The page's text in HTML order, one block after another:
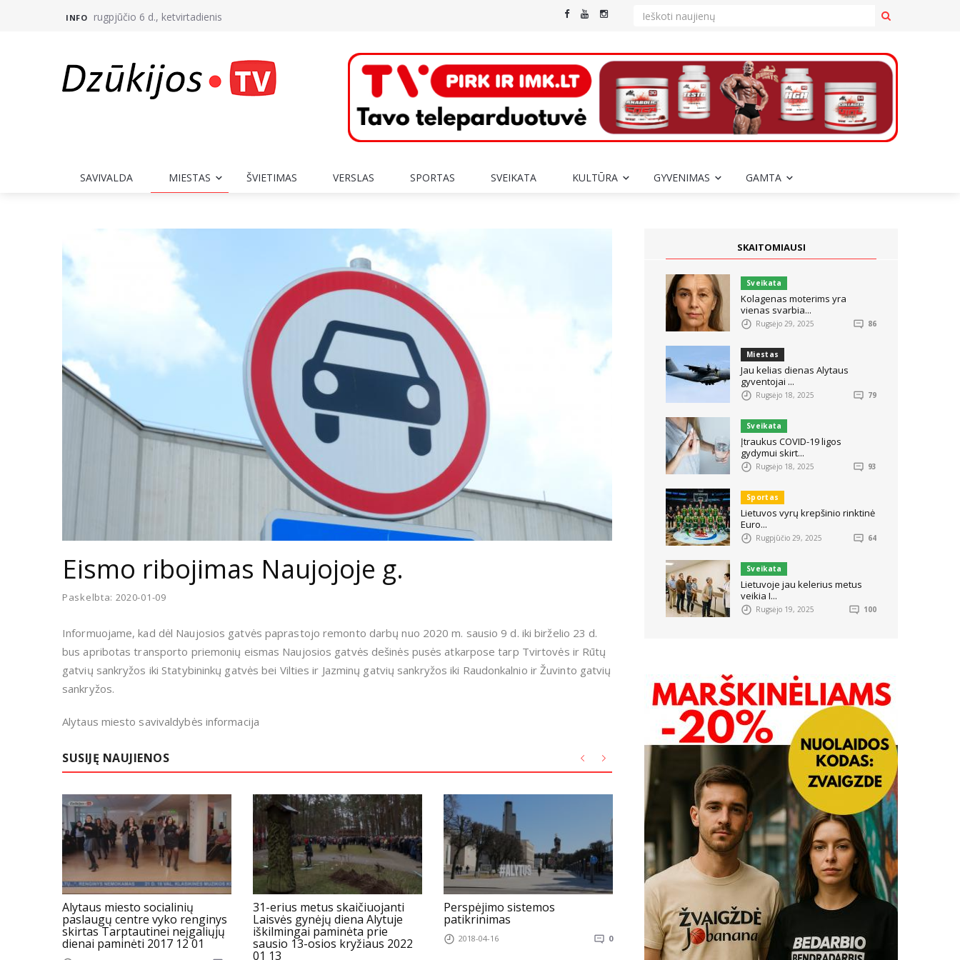
INFO rugpjūčio 6 d., ketvirtadienis
SAVIVALDA MIESTAS ŠVIETIMAS VERSLAS SPORTAS SVEIKATA KULTŪRA GYVENIMAS GAMTA
Eismo ribojimas Naujojoje g.
Paskelbta: 2020-01-09
Informuojame, kad dėl Naujosios gatvės paprastojo remonto darbų nuo 2020 m. sausio 9 d. iki birželio 23 d.
bus apribotas transporto priemonių eismas Naujosios gatvės dešinės pusės atkarpose tarp Tvirtovės ir Rūtų
gatvių sankryžos iki Statybininkų gatvės bei Vilties ir Jazminų gatvių sankryžos iki Raudonkalnio ir Žuvinto gatvių
sankryžos.
Alytaus miesto savivaldybės informacija
SUSIJĘ NAUJIENOS
Alytaus miesto socialinių
paslaugų centre vyko renginys
skirtas Tarptautinei neįgaliųjų
dienai paminėti 2017 12 01
31-erius metus skaičiuojanti
Laisvės gynėjų diena Alytuje
iškilmingai paminėta prie
sausio 13-osios kryžiaus 2022
01 13
Perspėjimo sistemos
patikrinimas
2018-04-16 0
Lietuvos Raudonojo Kryžiaus
savanoriai vienišiems
senjorams dovanos „Šviesių
minčių Kalėdas”
Apskritojo stalo diskusija
2021-09-30
SKAITOMIAUSI
Sveikata
Kolagenas moterims yra
vienas svarbia...
Rugsėjo 29, 2025 86
Miestas
Jau kelias dienas Alytaus
gyventojai ...
Rugsėjo 18, 2025 79
Sveikata
Įtraukus COVID-19 ligos
gydymui skirt...
Rugsėjo 18, 2025 93
Sportas
Lietuvos vyrų krepšinio rinktinė
Euro...
Rugpjūčio 29, 2025 64
Sveikata
Lietuvoje jau kelerius metus
veikia I...
Rugsėjo 19, 2025 100